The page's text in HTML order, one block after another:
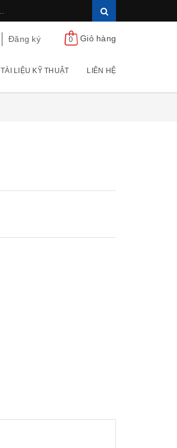
Đăng ký 0 Giỏ hàng
TÀI LIỆU KỸ THUẬT LIÊN HỆ